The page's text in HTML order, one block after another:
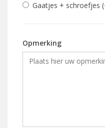
Gaatjes + schroefjes
Opmerking